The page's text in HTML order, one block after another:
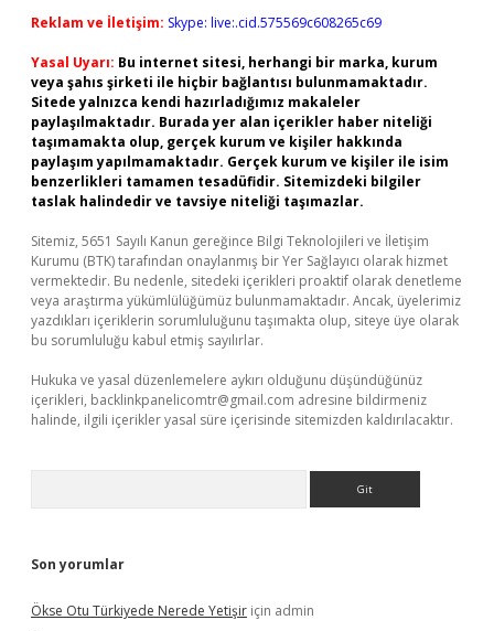
Reklam ve İletişim: Skype: live:.cid.575569c608265c69
Yasal Uyarı: Bu internet sitesi, herhangi bir marka, kurum
veya şahıs şirketi ile hiçbir bağlantısı bulunmamaktadır.
Sitede yalnızca kendi hazırladığımız makaleler
paylaşılmaktadır. Burada yer alan içerikler haber niteliği
taşımamakta olup, gerçek kurum ve kişiler hakkında
paylaşım yapılmamaktadır. Gerçek kurum ve kişiler ile isim
benzerlikleri tamamen tesadüfidir. Sitemizdeki bilgiler
taslak halindedir ve tavsiye niteliği taşımazlar.
Sitemiz, 5651 Sayılı Kanun gereğince Bilgi Teknolojileri ve İletişim
Kurumu (BTK) tarafından onaylanmış bir Yer Sağlayıcı olarak hizmet
vermektedir. Bu nedenle, sitedeki içerikleri proaktif olarak denetleme
veya araştırma yükümlülüğümüz bulunmamaktadır. Ancak, üyelerimiz
yazdıkları içeriklerin sorumluluğunu taşımakta olup, siteye üye olarak
bu sorumluluğu kabul etmiş sayılırlar.
Hukuka ve yasal düzenlemelere aykırı olduğunu düşündüğünüz
içerikleri, backlinkpanelicomtr@gmail.com adresine bildirmeniz
halinde, ilgili içerikler yasal süre içerisinde sitemizden kaldırılacaktır.
Son yorumlar
Ökse Otu Türkiyede Nerede Yetişir için admin